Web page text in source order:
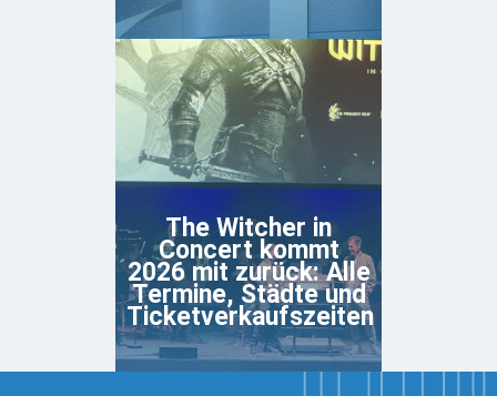
The Witcher in
Concert kommt
2026 mit zurück: Alle
Termine, Städte und
Ticketverkaufszeiten